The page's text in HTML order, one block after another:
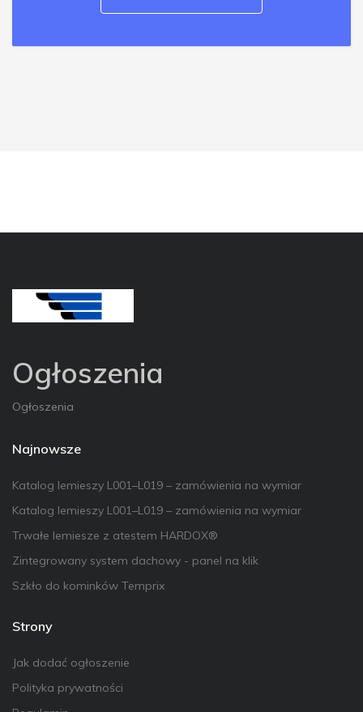
Ogłoszenia
Ogłoszenia
Najnowsze
Katalog lemieszy L001–L019 – zamówienia na wymiar
Katalog lemieszy L001–L019 – zamówienia na wymiar
Trwałe lemiesze z atestem HARDOX®
Zintegrowany system dachowy - panel na klik
Szkło do kominków Temprix
Strony
Jak dodać ogłoszenie
Polityka prywatności